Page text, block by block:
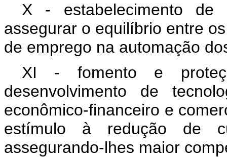
X - estabelecimento de
assegurar o equilíbrio entre
de emprego na automação
XI - fomento e
desenvolvimento de
econômico-financeiro e
estímulo à redução de
assegurando-lhes maior